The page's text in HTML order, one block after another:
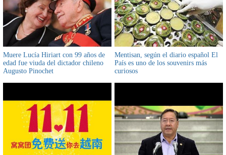
Muere Lucía Hiriart con 99 años de
edad fue viuda del dictador chileno
Augusto Pinochet
Mentisan, según el diario español El
País es uno de los souvenirs más
curiosos